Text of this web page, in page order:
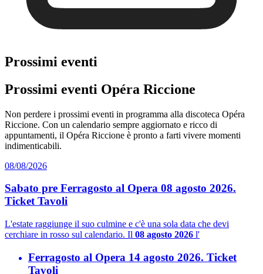
Prossimi eventi
Prossimi eventi Opéra Riccione
Non perdere i prossimi eventi in programma alla discoteca Opéra
Riccione. Con un calendario sempre aggiornato e ricco di
appuntamenti, il Opéra Riccione è pronto a farti vivere momenti
indimenticabili.
08/08/2026
Sabato pre Ferragosto al Opera 08 agosto 2026.
Ticket Tavoli
L'estate raggiunge il suo culmine e c'è una sola data che devi
cerchiare in rosso sul calendario. Il 08 agosto 2026 l'
Ferragosto al Opera 14 agosto 2026. Ticket
Tavoli